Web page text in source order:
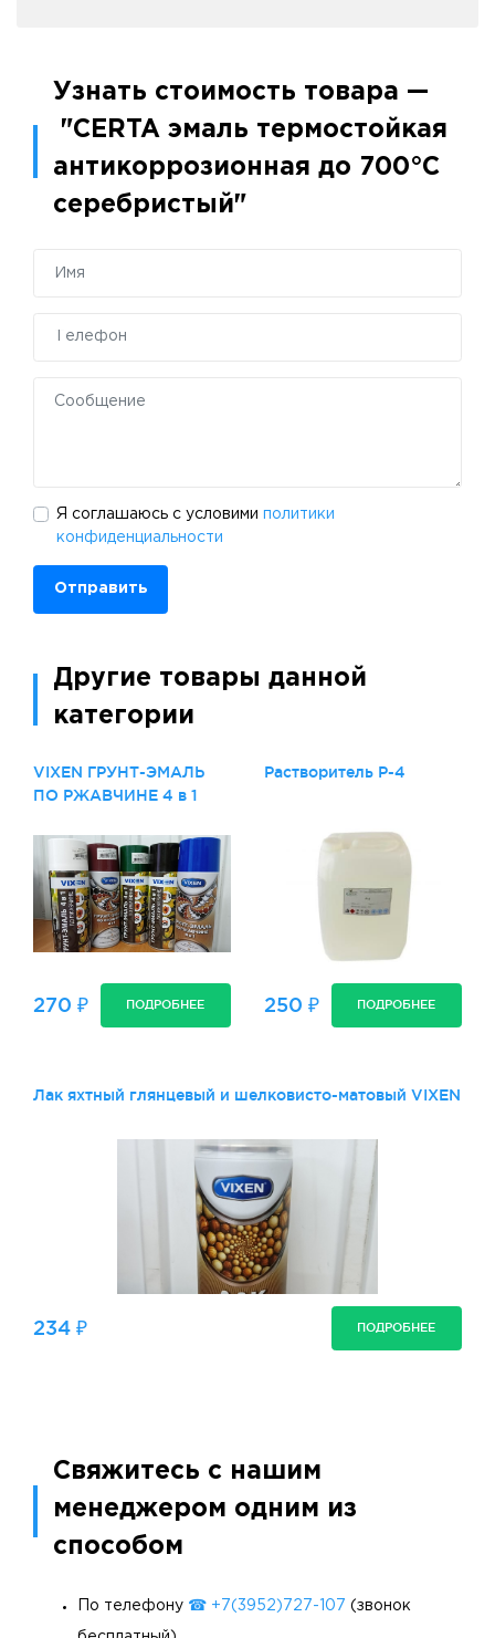
Узнать стоимость товара —
"CERTA эмаль термостойкая
антикоррозионная до 700°С
серебристый"
Я соглашаюсь с условими политики
конфиденциальности
Отправить
Другие товары данной
категории
VIXEN ГРУНТ-ЭМАЛЬ
ПО РЖАВЧИНЕ 4 в 1
270 ₽ ПОДРОБНЕЕ
Растворитель Р-4
250 ₽ ПОДРОБНЕЕ
Лак яхтный глянцевый и шелковисто-матовый VIXEN
234 ₽ ПОДРОБНЕЕ
Свяжитесь с нашим
менеджером одним из
способом
По телефону ☎ +7(3952)727-107 (звонок